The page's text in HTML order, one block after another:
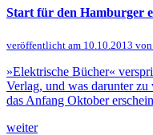
Start für den Hamburger
veröffentlicht am 10.10.2013 von
»Elektrische Bücher«
Verlag, und was darunter zu
das Anfang Oktober
weiter